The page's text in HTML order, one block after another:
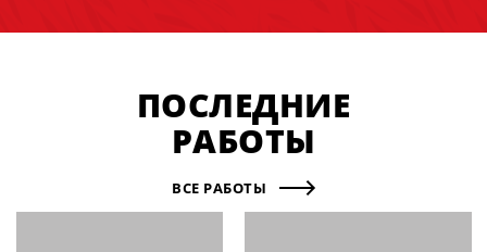
ПОСЛЕДНИЕ
РАБОТЫ
ВСЕ РАБОТЫ